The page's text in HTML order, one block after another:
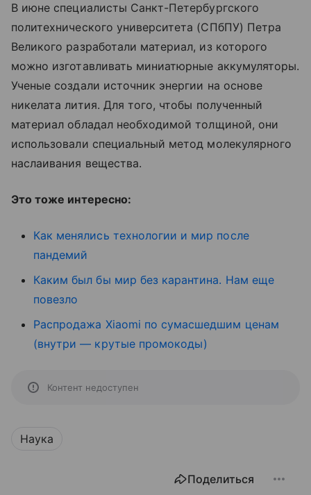
В июне специалисты Санкт-Петербургского
политехнического университета (СПбПУ) Петра
Великого разработали материал, из которого
можно изготавливать миниатюрные аккумуляторы.
Ученые создали источник энергии на основе
никелата лития. Для того, чтобы полученный
материал обладал необходимой толщиной, они
использовали специальный метод молекулярного
наслаивания вещества.
Это тоже интересно:
Как менялись технологии и мир после
пандемий
Каким был бы мир без карантина. Нам еще
повезло
Распродажа Xiaomi по сумасшедшим ценам
(внутри — крутые промокоды)
Контент недоступен
Наука
Поделиться